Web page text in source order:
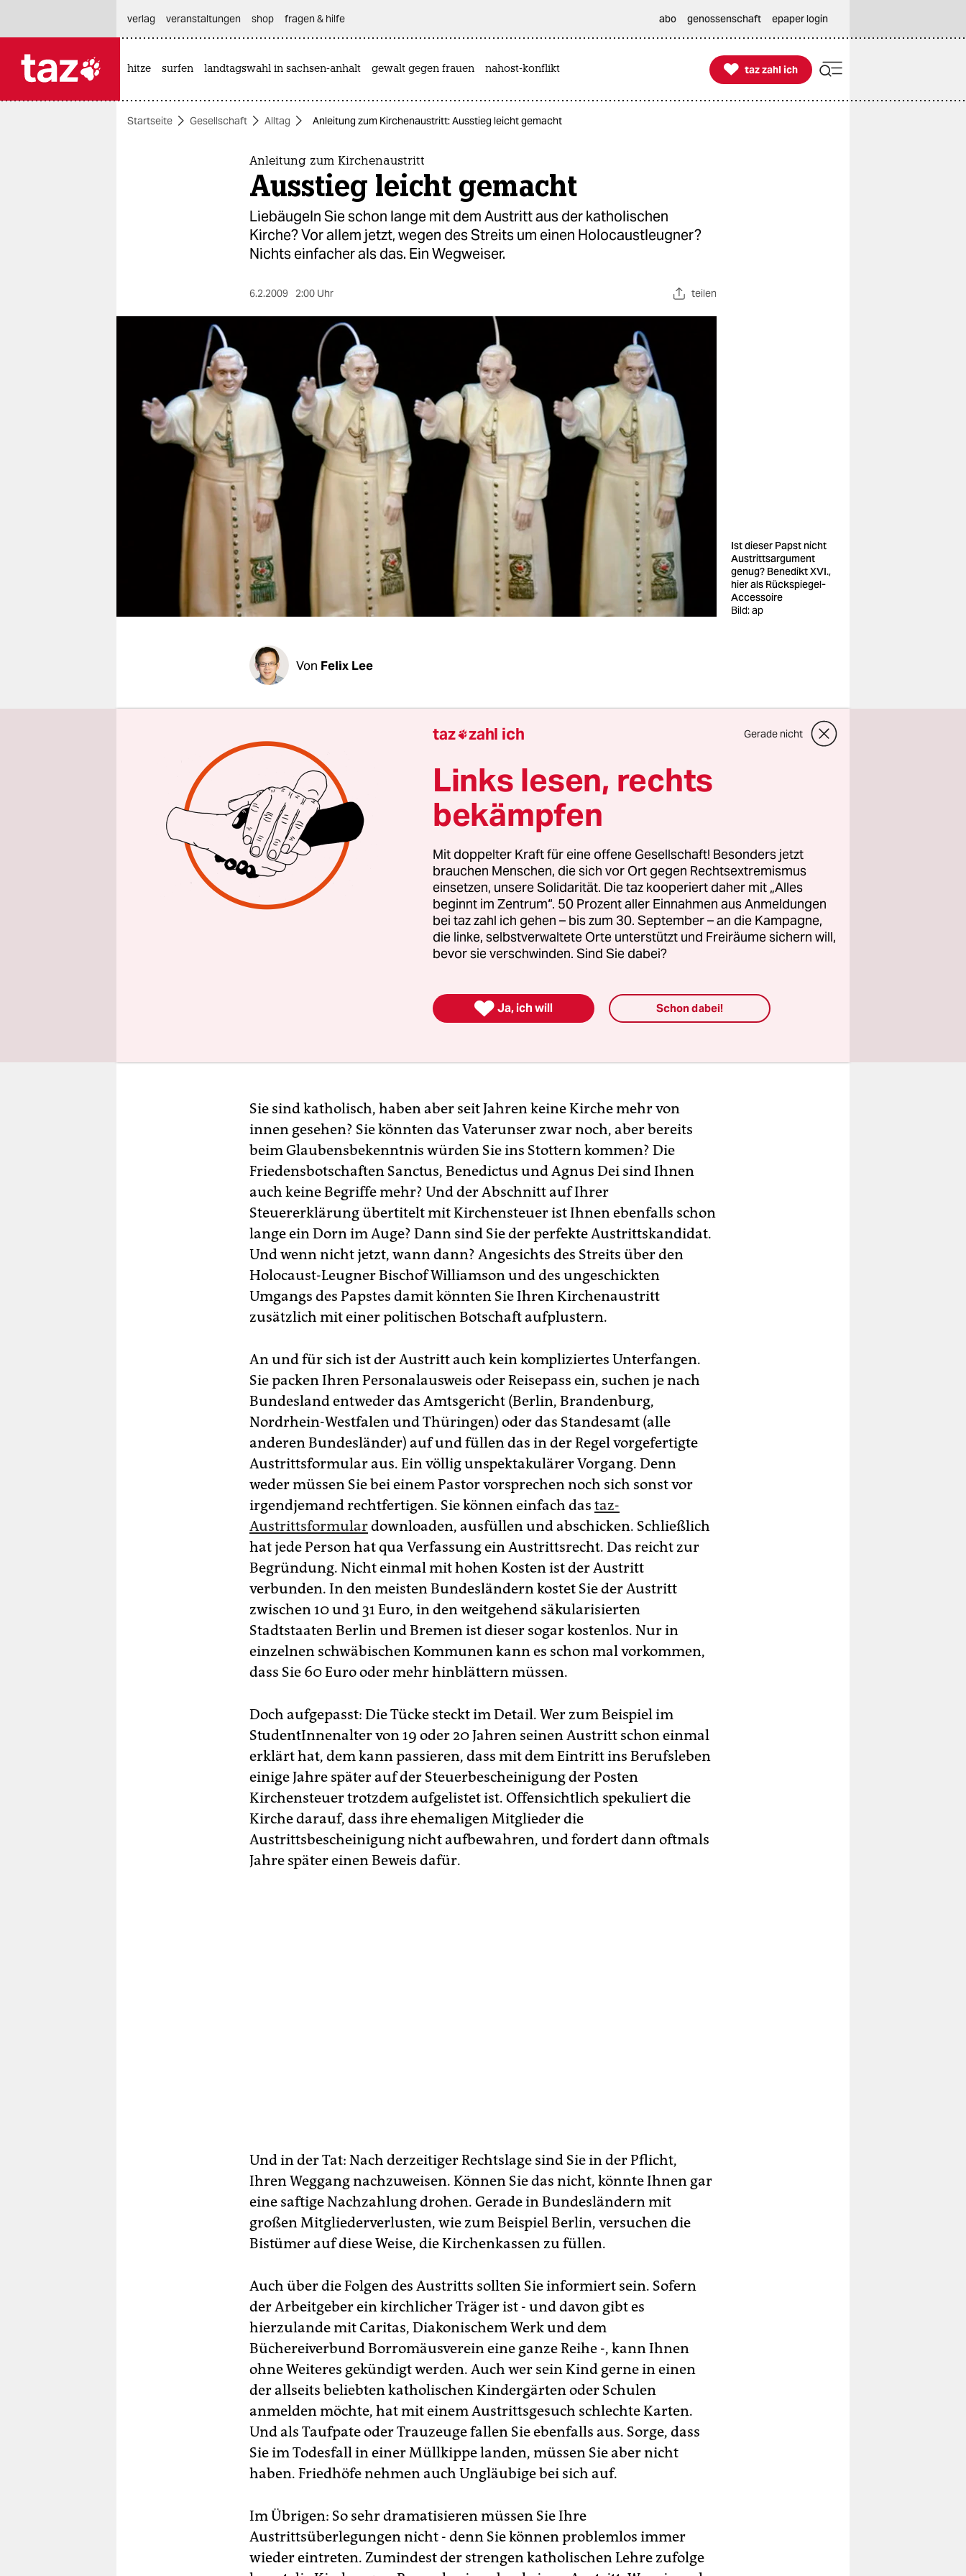
themen
verlag
veranstaltungen
fragen & hilfe
unterstützen
genossenschaft
verlag
veranstaltungen shop fragen & hilfe abo genossenschaft epaper login
hitze surfen landtagswahl in sachsen-anhalt gewalt gegen frauen nahost-konflikt 
taz zahl ich
taz zahl ich
Startseite Gesellschaft Alltag Anleitung zum Kirchenaustritt: Ausstieg leicht gemacht
Anleitung zum Kirchenaustritt
Ausstieg leicht gemacht
Liebäugeln Sie schon lange mit dem Austritt aus der katholischen
Kirche? Vor allem jetzt, wegen des Streits um einen Holocaustleugner?
Nichts einfacher als das. Ein Wegweiser.
6.2.2009 2:00 Uhr teilen
Ist dieser Papst nicht
Austrittsargument
genug? Benedikt XVI.,
hier als Rückspiegel-
Accessoire
Bild: ap
Von Felix Lee
Das kostet der Kirchenaustritt
Bayern:
Baden-Württemberg:
bis 60 Euro
Berlin:kostenlos
Bremen:
Brandenburg:
kostenlos
24 Euro
Saarland:
30,70 Euro
Sachsen: 20,45 Euro
Sachsen-Anhalt:25 Euro
Schleswig-Holstein:10 Euro
Thüringen:kostenlos
Weitere Infos: www.kirchenaustritt.de
Sie sind katholisch, haben aber seit Jahren keine Kirche mehr von
innen gesehen? Sie könnten das Vaterunser zwar noch, aber bereits
beim Glaubensbekenntnis würden Sie ins Stottern kommen? Die
Friedensbotschaften Sanctus, Benedictus und Agnus Dei sind Ihnen
auch keine Begriffe mehr? Und der Abschnitt auf Ihrer
Steuererklärung übertitelt mit Kirchensteuer ist Ihnen ebenfalls schon
lange ein Dorn im Auge? Dann sind Sie der perfekte Austrittskandidat.
Und wenn nicht jetzt, wann dann? Angesichts des Streits über den
Holocaust-Leugner Bischof Williamson und des ungeschickten
Umgangs des Papstes damit könnten Sie Ihren Kirchenaustritt
zusätzlich mit einer politischen Botschaft aufplustern.
An und für sich ist der Austritt auch kein kompliziertes Unterfangen.
Sie packen Ihren Personalausweis oder Reisepass ein, suchen je nach
Bundesland entweder das Amtsgericht (Berlin, Brandenburg,
Nordrhein-Westfalen und Thüringen) oder das Standesamt (alle
anderen Bundesländer) auf und füllen das in der Regel vorgefertigte
Austrittsformular aus. Ein völlig unspektakulärer Vorgang. Denn
weder müssen Sie bei einem Pastor vorsprechen noch sich sonst vor
irgendjemand rechtfertigen. Sie können einfach das taz-
Austrittsformulardownloaden, ausfüllen und abschicken. Schließlich
hat jede Person hat qua Verfassung ein Austrittsrecht. Das reicht zur
Begründung. Nicht einmal mit hohen Kosten ist der Austritt
verbunden. In den meisten Bundesländern kostet Sie der Austritt
zwischen 10 und 31 Euro, in den weitgehend säkularisierten
Stadtstaaten Berlin und Bremen ist dieser sogar kostenlos. Nur in
einzelnen schwäbischen Kommunen kann es schon mal vorkommen,
dass Sie 60 Euro oder mehr hinblättern müssen.
Doch aufgepasst: Die Tücke steckt im Detail. Wer zum Beispiel im
StudentInnenalter von 19 oder 20 Jahren seinen Austritt schon einmal
erklärt hat, dem kann passieren, dass mit dem Eintritt ins Berufsleben
einige Jahre später auf der Steuerbescheinigung der Posten
Kirchensteuer trotzdem aufgelistet ist. Offensichtlich spekuliert die
Kirche darauf, dass ihre ehemaligen Mitglieder die
Austrittsbescheinigung nicht aufbewahren, und fordert dann oftmals
Jahre später einen Beweis dafür.
Und in der Tat: Nach derzeitiger Rechtslage sind Sie in der Pflicht,
Ihren Weggang nachzuweisen. Können Sie das nicht, könnte Ihnen gar
eine saftige Nachzahlung drohen. Gerade in Bundesländern mit
großen Mitgliederverlusten, wie zum Beispiel Berlin, versuchen die
Bistümer auf diese Weise, die Kirchenkassen zu füllen.
Auch über die Folgen des Austritts sollten Sie informiert sein. Sofern
der Arbeitgeber ein kirchlicher Träger ist - und davon gibt es
hierzulande mit Caritas, Diakonischem Werk und dem
Büchereiverbund Borromäusverein eine ganze Reihe -, kann Ihnen
ohne Weiteres gekündigt werden. Auch wer sein Kind gerne in einen
der allseits beliebten katholischen Kindergärten oder Schulen
anmelden möchte, hat mit einem Austrittsgesuch schlechte Karten.
Und als Taufpate oder Trauzeuge fallen Sie ebenfalls aus. Sorge, dass
Sie im Todesfall in einer Müllkippe landen, müssen Sie aber nicht
haben. Friedhöfe nehmen auch Ungläubige bei sich auf.
Im Übrigen: So sehr dramatisieren müssen Sie Ihre
Austrittsüberlegungen nicht - denn Sie können problemlos immer
wieder eintreten. Zumindest der strengen katholischen Lehre zufolge
taz zahl ich Gerade nicht
Links lesen, rechts
bekämpfen
Mit doppelter Kraft für eine offene Gesellschaft! Besonders jetzt
brauchen Menschen, die sich vor Ort gegen Rechtsextremismus
einsetzen, unsere Solidarität. Die taz kooperiert daher mit „Alles
beginnt im Zentrum“. 50 Prozent aller Einnahmen aus Anmeldungen
bei taz zahl ich gehen – bis zum 30. September – an die Kampagne,
die linke, selbstverwaltete Orte unterstützt und Freiräume sichern will,
bevor sie verschwinden. Sind Sie dabei?
 Ja, ich will Schon dabei!